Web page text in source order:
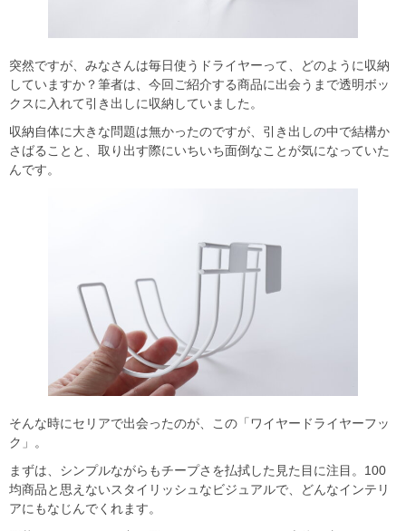
突然ですが、みなさんは毎日使うドライヤーって、どのように収納
していますか？筆者は、今回ご紹介する商品に出会うまで透明ボッ
クスに入れて引き出しに収納していました。
収納自体に大きな問題は無かったのですが、引き出しの中で結構か
さばることと、取り出す際にいちいち面倒なことが気になっていた
んです。
そんな時にセリアで出会ったのが、この「ワイヤードライヤーフッ
ク」。
まずは、シンプルながらもチープさを払拭した見た目に注目。100
均商品と思えないスタイリッシュなビジュアルで、どんなインテリ
アにもなじんでくれます。